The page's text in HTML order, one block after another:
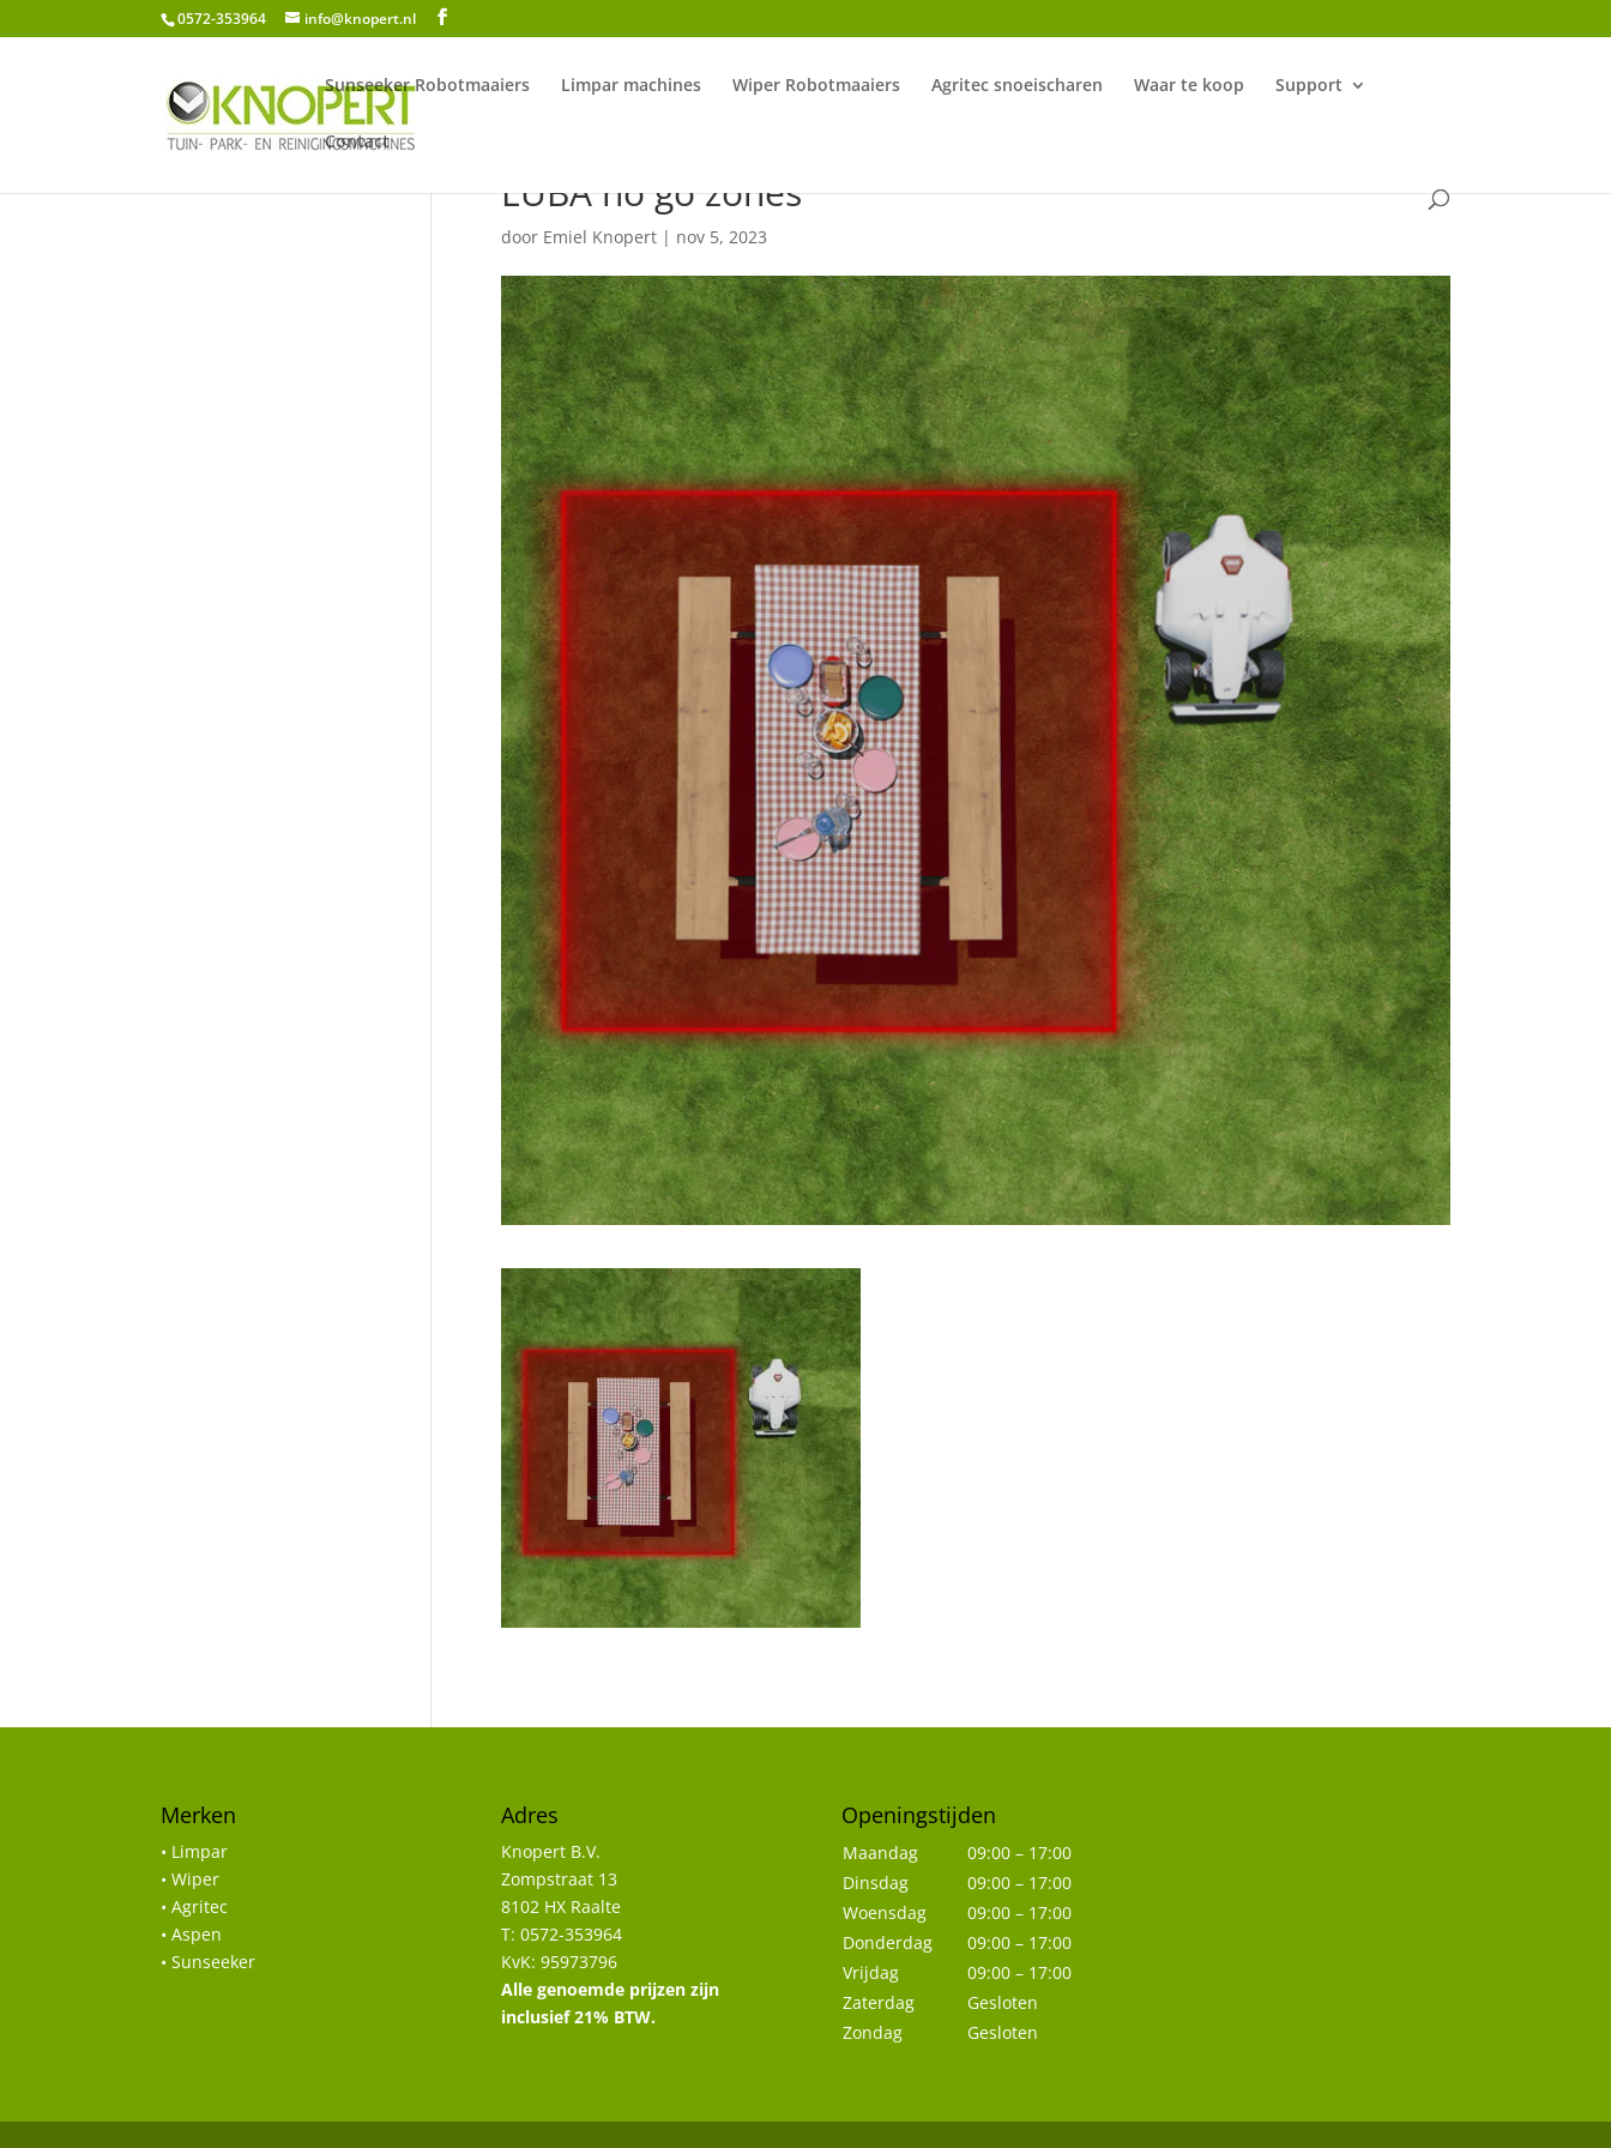
0572-353964 info@knopert.nl
Sunseeker Robotmaaiers Limpar machines Wiper Robotmaaiers Agritec snoeischaren Waar te koop Support
Contact
LUBA no go zones
door Emiel Knopert| nov 5, 2023
Merken
• Limpar
• Wiper
• Agritec
• Aspen
• Sunseeker
Adres
Knopert B.V.
Zompstraat 13
8102 HX Raalte
T: 0572-353964
KvK: 95973796
Alle genoemde prijzen zijn
inclusief 21% BTW.
Openingstijden
Maandag
09:00 – 17:00
Dinsdag
09:00 – 17:00
Woensdag
09:00 – 17:00
Donderdag
09:00 – 17:00
Vrijdag
09:00 – 17:00
Zaterdag
Gesloten
Zondag
Gesloten